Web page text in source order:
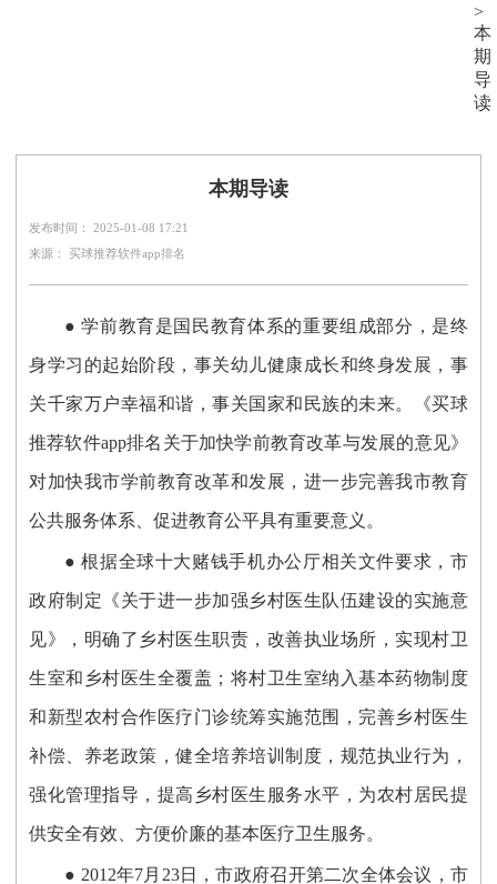
>
本
期
导
读
本期导读
发布时间： 2025-01-08 17:21
来源： 买球推荐软件app排名
● 学前教育是国民教育体系的重要组成部分，是终
身学习的起始阶段，事关幼儿健康成长和终身发展，事
关千家万户幸福和谐，事关国家和民族的未来。《买球
推荐软件app排名关于加快学前教育改革与发展的意见》
对加快我市学前教育改革和发展，进一步完善我市教育
公共服务体系、促进教育公平具有重要意义。
● 根据全球十大赌钱手机办公厅相关文件要求，市
政府制定《关于进一步加强乡村医生队伍建设的实施意
见》，明确了乡村医生职责，改善执业场所，实现村卫
生室和乡村医生全覆盖；将村卫生室纳入基本药物制度
和新型农村合作医疗门诊统筹实施范围，完善乡村医生
补偿、养老政策，健全培养培训制度，规范执业行为，
强化管理指导，提高乡村医生服务水平，为农村居民提
供安全有效、方便价廉的基本医疗卫生服务。
● 2012年7月23日，市政府召开第二次全体会议，市